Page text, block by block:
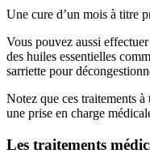
Une cure d’un mois à titre
Vous pouvez aussi
des huiles essentielles
sarriette pour
Notez que ces traitements
une prise en charge
Les traitements